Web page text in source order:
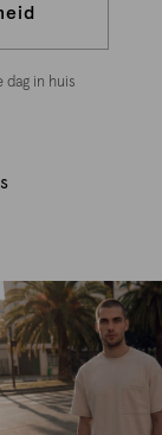
dag in huis